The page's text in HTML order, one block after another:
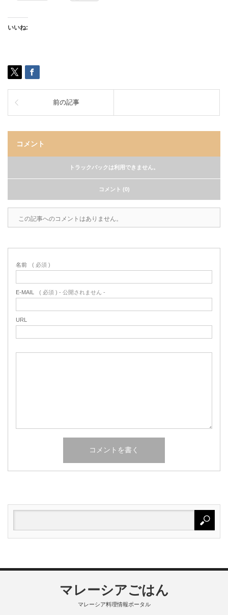
いいね:
前の記事
コメント
トラックバックは利用できません。
コメント (0)
この記事へのコメントはありません。
名前 ( 必須 )
E-MAIL ( 必須 ) - 公開されません -
URL
マレーシアごはん
マレーシア料理情報ポータル